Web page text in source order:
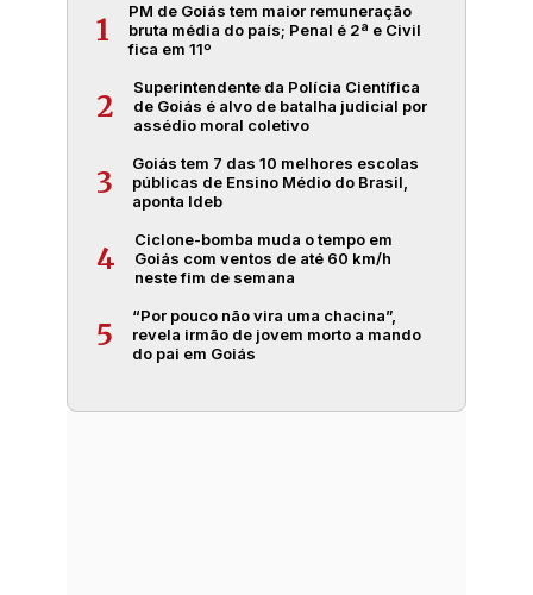
1
PM de Goiás tem maior remuneração
bruta média do país; Penal é 2ª e Civil
fica em 11º
2
Superintendente da Polícia Científica
de Goiás é alvo de batalha judicial por
assédio moral coletivo
3
Goiás tem 7 das 10 melhores escolas
públicas de Ensino Médio do Brasil,
aponta Ideb
4
Ciclone-bomba muda o tempo em
Goiás com ventos de até 60 km/h
neste fim de semana
5
“Por pouco não vira uma chacina”,
revela irmão de jovem morto a mando
do pai em Goiás